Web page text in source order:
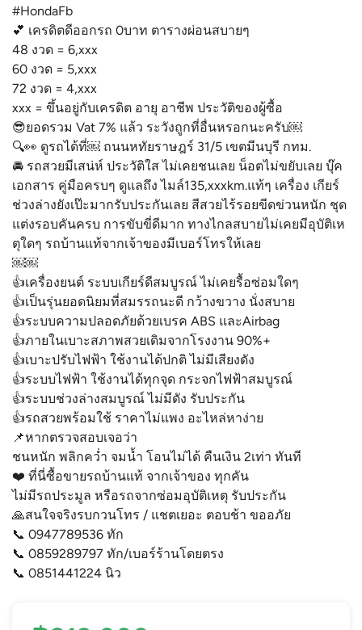
#HondaFb
💕 เครดิตดีออกรถ 0บาท ตารางผ่อนสบายๆ
48 งวด = 6,xxx
60 งวด = 5,xxx
72 งวด = 4,xxx
xxx = ขึ้นอยู่กับเครดิต อายุ อาชีพ ประวัติของผู้ซื้อ
😎ยอดรวม Vat 7% แล้ว ระวังถูกที่อื่นหรอกนะครับ￼
🔍👀 ดูรถได้ที่￼ ถนนหทัยราษฎร์ 31/5 เขตมีนบุรี กทม.
🚘 รถสวยมีเสน่ห์ ประวัติใส ไม่เคยชนเลย น็อตไม่ขยับเลย บุ๊ค
เอกสาร คู่มือครบๆ ดูแลถึง ไมล์135,xxxkm.แท้ๆ เครื่อง เกียร์
ช่วงล่างยังเป๊ะมากรับประกันเลย สีสวยไร้รอยขีดข่วนหนัก ชุด
แต่งรอบคันครบ การขับขี่ดีมาก ทางไกลสบายไม่เคยมีอุบัติเห
ตุใดๆ รถบ้านแท้จากเจ้าของมีเบอร์โทรให้เลย
￼￼
👍เครื่องยนต์ ระบบเกียร์ดีสมบูรณ์ ไม่เคยรื้อซ่อมใดๆ
👍เป็นรุ่นยอดนิยมที่สมรรถนะดี กว้างขวาง นั่งสบาย
👍ระบบความปลอดภัยด้วยเบรค ABS และAirbag
👍ภายในเบาะสภาพสวยเดิมจากโรงงาน 90%+
👍เบาะปรับไฟฟ้า ใช้งานได้ปกติ ไม่มีเสียงดัง
👍ระบบไฟฟ้า ใช้งานได้ทุกจุด กระจกไฟฟ้าสมบูรณ์
👍ระบบช่วงล่างสมบูรณ์ ไม่มีดัง รับประกัน
👍รถสวยพร้อมใช้ ราคาไม่แพง อะไหล่หาง่าย
📌หากตรวจสอบเจอว่า
ชนหนัก พลิกคว่ำ จมน้ำ โอนไม่ได้ คืนเงิน 2เท่า ทันที
❤️ ที่นี่ซื้อขายรถบ้านแท้ จากเจ้าของ ทุกคัน
ไม่มีรถประมูล หรือรถจากซ่อมอุบัติเหตุ รับประกัน
🙏สนใจจริงรบกวนโทร / แชตเยอะ ตอบช้า ขออภัย
📞 0947789536 ทัก
📞 0859289797 ทัก/เบอร์ร้านโดยตรง
📞 0851441224 นิว